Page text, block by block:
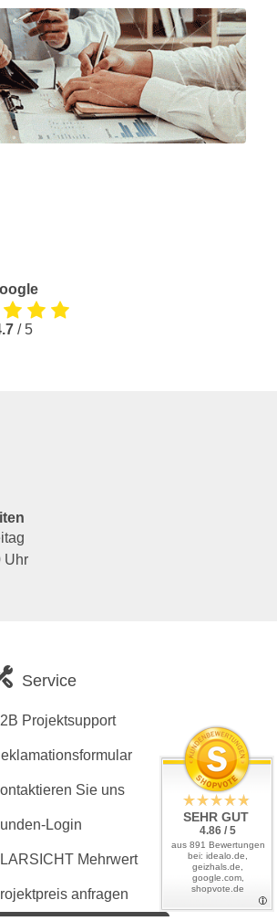
/ 5
Uhr
Service
Projektsupport
Sie uns
Login
Mehrwert
anfragen
SEHR GUT
4.86 / 5
aus 891 Bewertungen
bei: idealo.de,
geizhals.de,
google.com,
shopvote.de